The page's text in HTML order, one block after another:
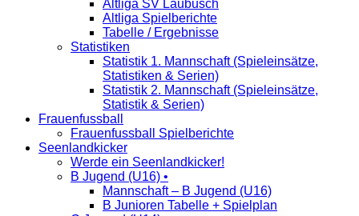
Altliga SV Laubusch
Altliga Spielberichte
Tabelle / Ergebnisse
Statistiken
Statistik 1. Mannschaft (Spieleinsätze,
Statistiken & Serien)
Statistik 2. Mannschaft (Spieleinsätze,
Statistik & Serien)
Frauenfussball
Frauenfussball Spielberichte
Seenlandkicker
Werde ein Seenlandkicker!
B Jugend (U16) •
Mannschaft – B Jugend (U16)
B Junioren Tabelle + Spielplan